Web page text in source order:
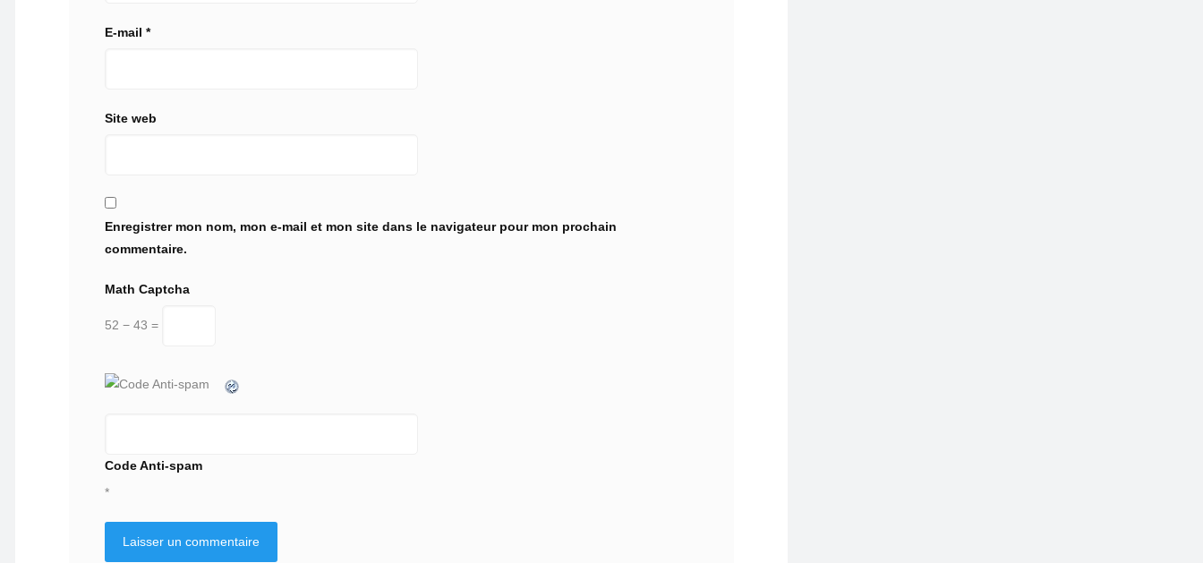
E-mail *
Site web
Enregistrer mon nom, mon e-mail et mon site dans le navigateur pour mon prochain
commentaire.
Math Captcha
52 − 43 =
Code Anti-spam
*